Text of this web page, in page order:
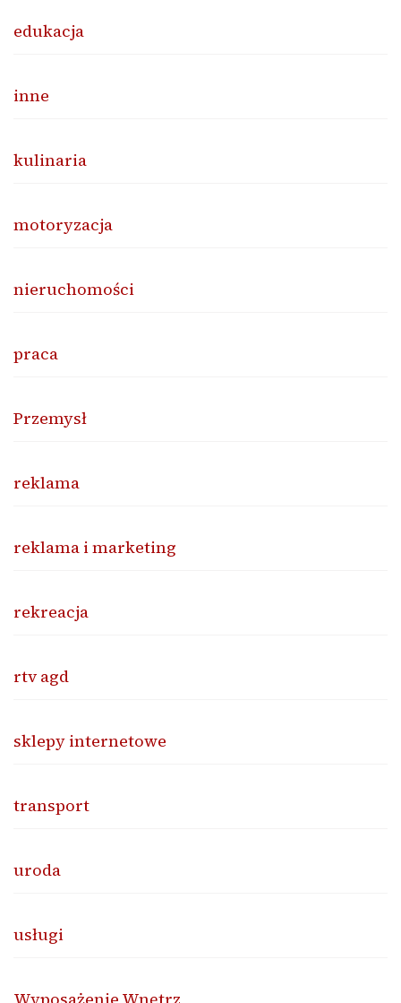
edukacja
inne
kulinaria
motoryzacja
nieruchomości
praca
Przemysł
reklama
reklama i marketing
rekreacja
rtv agd
sklepy internetowe
transport
uroda
usługi